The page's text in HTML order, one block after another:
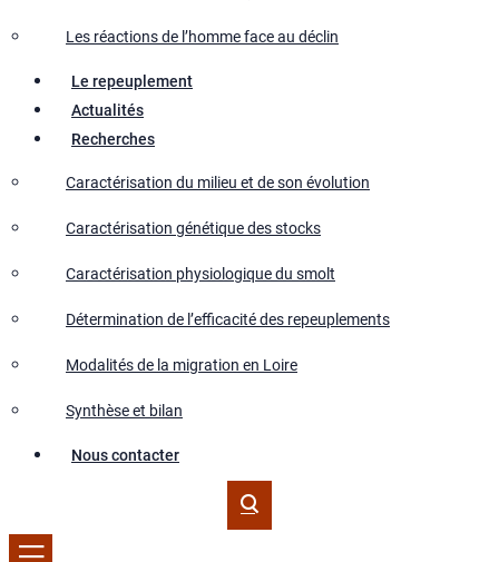
Les réactions de l’homme face au déclin
Le repeuplement
Actualités
Recherches
Caractérisation du milieu et de son évolution
Caractérisation génétique des stocks
Caractérisation physiologique du smolt
Détermination de l’efficacité des repeuplements
Modalités de la migration en Loire
Synthèse et bilan
Nous contacter